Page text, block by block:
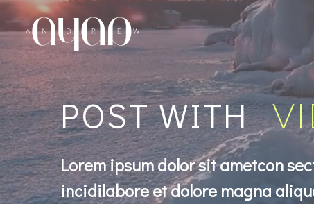
POST WITH
Lorem ipsum dolor sit ametcon
incidilabore et dolore magna